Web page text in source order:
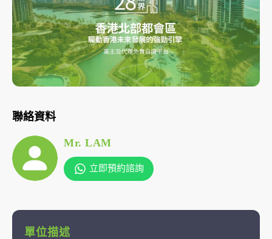
聯絡資料
Mr. LAM
立即預約諮詢
單位描述